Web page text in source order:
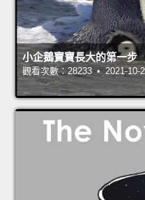
小企鵝寶寶長大的第一步
觀看次數：28233 • 2021-10-